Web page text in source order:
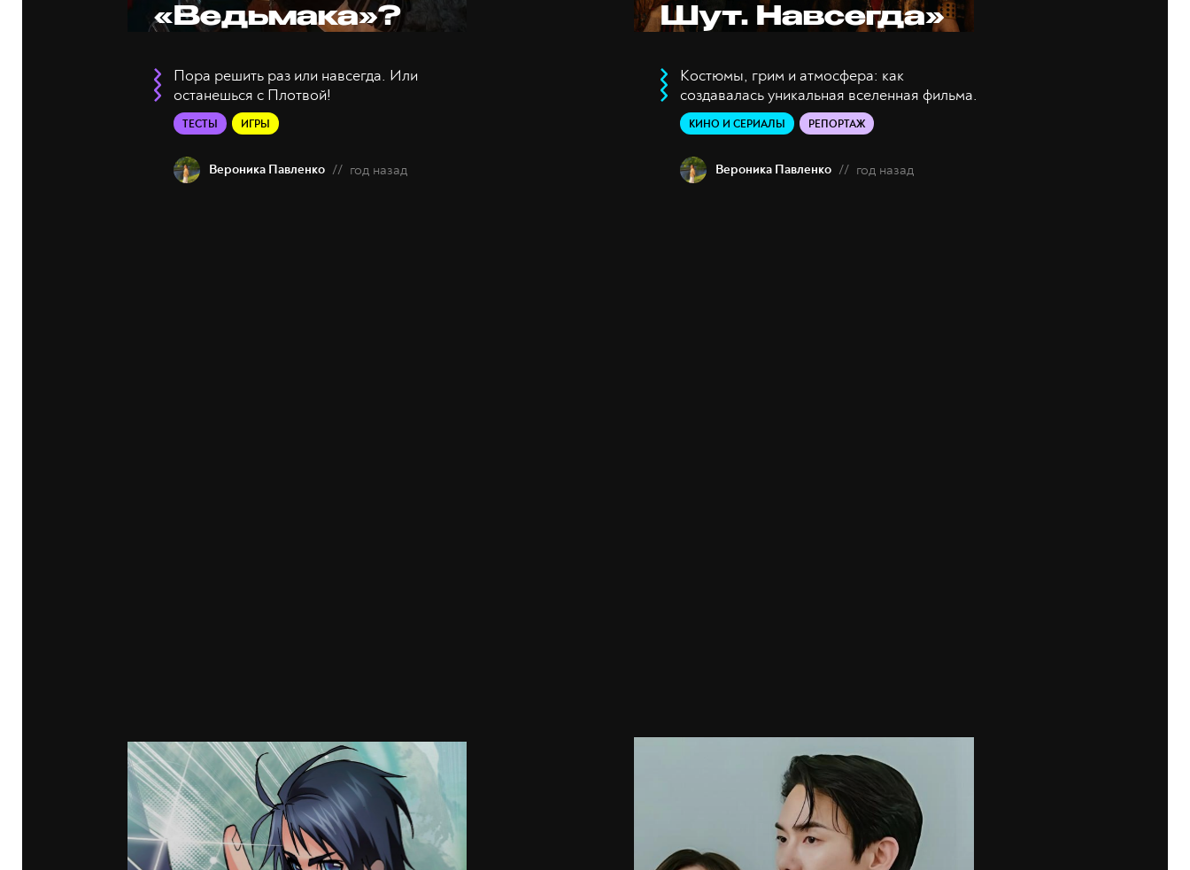
«Ведьмака»?
Пора решить раз или навсегда. Или
останешься с Плотвой!
ТЕСТЫ ИГРЫ
Вероника Павленко// год назад
Шут. Навсегда»
Костюмы, грим и атмосфера: как
создавалась уникальная вселенная фильма.
КИНО И СЕРИАЛЫ РЕПОРТАЖ
Вероника Павленко // год назад